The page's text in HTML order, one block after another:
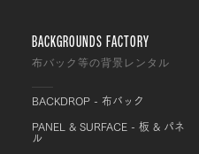
BACKGROUNDS FACTORY
布バック等の背景レンタル
BACKDROP - 布バック
PANEL & SURFACE - 板 & パネ
ル